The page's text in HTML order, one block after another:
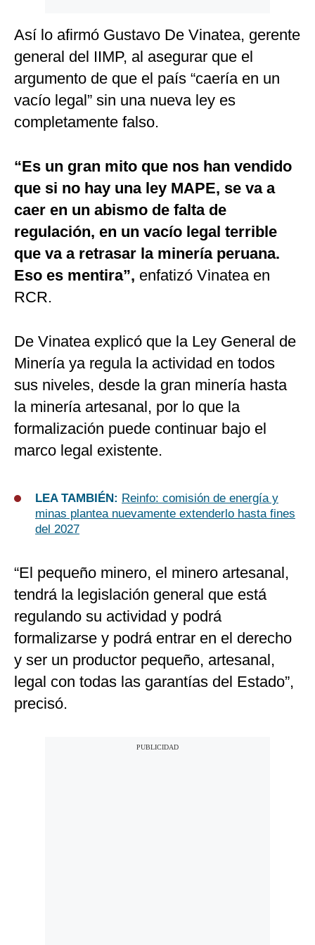
Así lo afirmó Gustavo De Vinatea, gerente
general del IIMP, al asegurar que el
argumento de que el país “caería en un
vacío legal” sin una nueva ley es
completamente falso.
“Es un gran mito que nos han vendido
que si no hay una ley MAPE, se va a
caer en un abismo de falta de
regulación, en un vacío legal terrible
que va a retrasar la minería peruana.
Eso es mentira”, enfatizó Vinatea en
RCR.
De Vinatea explicó que la Ley General de
Minería ya regula la actividad en todos
sus niveles, desde la gran minería hasta
la minería artesanal, por lo que la
formalización puede continuar bajo el
marco legal existente.
LEA TAMBIÉN: Reinfo: comisión de energía y
minas plantea nuevamente extenderlo hasta fines
del 2027
“El pequeño minero, el minero artesanal,
tendrá la legislación general que está
regulando su actividad y podrá
formalizarse y podrá entrar en el derecho
y ser un productor pequeño, artesanal,
legal con todas las garantías del Estado”,
precisó.